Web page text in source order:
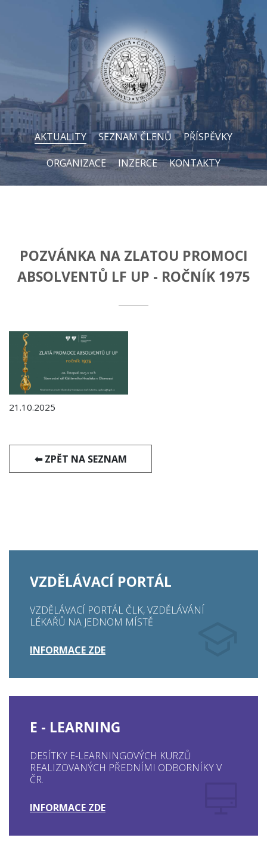
AKTUALITY SEZNAM ČLENŮ
PŘÍSPĚVKY
ORGANIZACE
INZERCE KONTAKTY
POZVÁNKA NA ZLATOU PROMOCI
ABSOLVENTŮ LF UP - ROČNÍK 1975
21.10.2025
VZDĚLÁVACÍ PORTÁL
VZDĚLÁVACÍ PORTÁL ČLK, VZDĚLÁVÁNÍ
LÉKAŘŮ NA JEDNOM MÍSTĚ
INFORMACE ZDE
E - LEARNING
DESÍTKY E-LEARNINGOVÝCH KURZŮ
REALIZOVANÝCH PŘEDNÍMI ODBORNÍKY V
ČR.
INFORMACE ZDE